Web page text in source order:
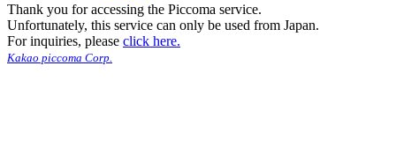
Thank you for accessing the Piccoma service.
Unfortunately, this service can only be used from Japan.
For inquiries, please click here.
Kakao piccoma Corp.